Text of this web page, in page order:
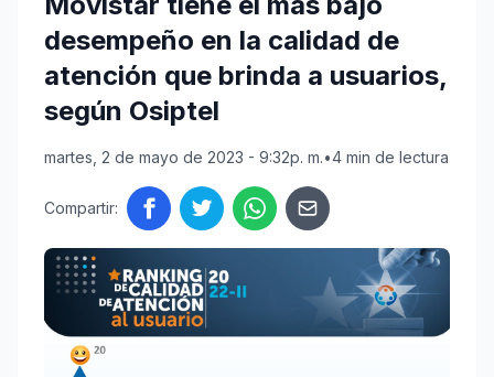
desempeño en la calidad de
atención que brinda a usuarios,
según Osiptel
martes, 2 de mayo de 2023 - 9:32p. m.•4 min de lectura
Compartir: